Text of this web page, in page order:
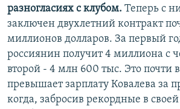
разногласиях с клубом. Теперь с
заключен двухлетний контракт
миллионов долларов. За первый
россиянин получит 4 миллиона с
второй - 4 млн 600 тыс. Это почти
превышает зарплату Ковалева за
когда, забросив рекордные в